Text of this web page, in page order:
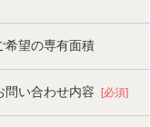
希望の専有面積
問い合わせ内容 [必須]